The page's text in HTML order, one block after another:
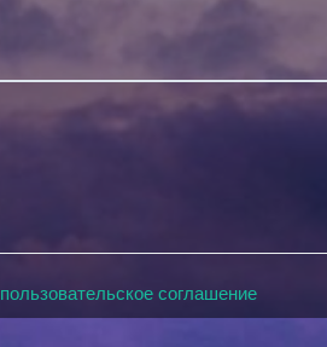
пользовательское соглашение